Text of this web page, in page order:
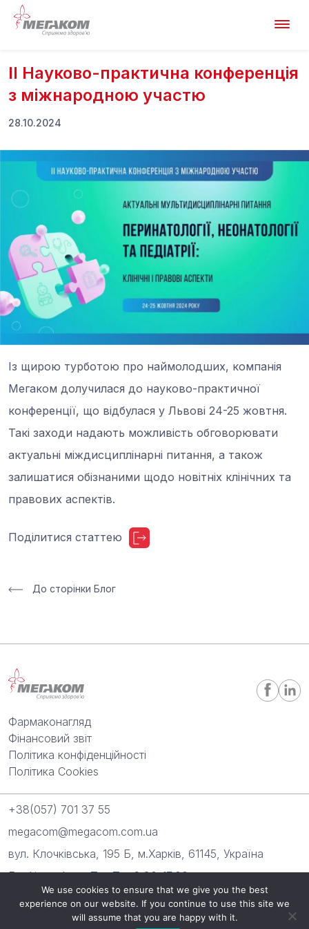
ІІ Науково-практична конференція
з міжнародною участю
28.10.2024
Із щирою турботою про наймолодших, компанія
Мегаком долучилася до науково-практичної
конференції, що відбулася у Львові 24-25 жовтня.
Такі заходи надають можливість обговорювати
актуальні міждисциплінарні питання, а також
залишатися обізнаними щодо новітніх клінічних та
правових аспектів.
До сторінки Блог
Поділитися статтею
Фармаконагляд
Фінансовий звіт
Політика конфіденційності
Політика Cookies
+38(057) 701 37 55
megacom@megacom.com.ua
вул. Клочківська, 195 Б, м.Харків, 61145, Україна
Графік роботи: Пн.-Пт.: 8:30-17:00
“Мегаком” 2026. Всі права захищені.
We use cookies to ensure that we give you the best
experience on our website. If you continue to use this site we
will assume that you are happy with it.